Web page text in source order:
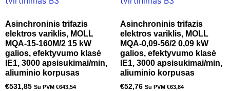
Asinchroninis trifazis
elektros variklis, MOLL
MQA-15-160M/2 15 kW
galios, efektyvumo klasė
IE1, 3000 apsisukimai/min,
aliuminio korpusas
€531,85 Su PVM €643,54
Asinchroninis trifazis
elektros variklis, MOLL
MQA-0,09-56/2 0,09 kW
galios, efektyvumo klasė
IE1, 3000 apsisukimai/min,
aliuminio korpusas
€52,76 Su PVM €63,84